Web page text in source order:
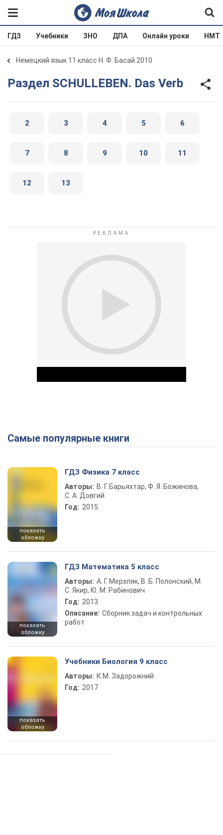
ГДЗ Учебники ЗНО ДПА Онлайн уроки НМТ
Немецкий язык 11 класс Н. Ф. Басай 2010
Раздел SCHULLEBEN. Das Verb
2 3 4 5 6
7 8 9 10 11
12 13
Play Video
Самые популярные книги
показать
обложку
ГДЗ Физика 7 класс
Авторы: В. Г. Барьяхтар, Ф. Я. Божинова,
С. А. Довгий
Год: 2015
показать
обложку
ГДЗ Математика 5 класс
Авторы: А. Г. Мерзляк, В. Б. Полонский, М.
С. Якир, Ю. М. Рабинович
Год: 2013
Описание: Сборник задач и контрольных
работ
показать
обложку
Учебники Биология 9 класс
Авторы: К.М. Задорожний
Год: 2017